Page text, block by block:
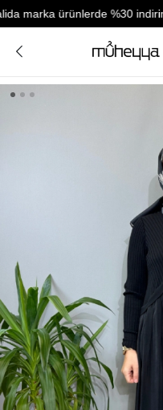
ürünlerde %30 indirim.